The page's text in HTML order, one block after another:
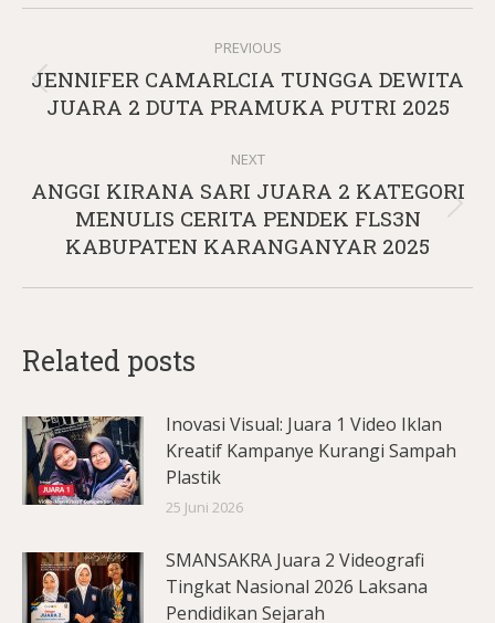
navigation
PREVIOUS
Previous
post:
JENNIFER CAMARLCIA TUNGGA DEWITA
JUARA 2 DUTA PRAMUKA PUTRI 2025
NEXT
Next
post:
ANGGI KIRANA SARI JUARA 2 KATEGORI
MENULIS CERITA PENDEK FLS3N
KABUPATEN KARANGANYAR 2025
Related posts
Inovasi Visual: Juara 1 Video Iklan
Kreatif Kampanye Kurangi Sampah
Plastik
25 Juni 2026
SMANSAKRA Juara 2 Videografi
Tingkat Nasional 2026 Laksana
Pendidikan Sejarah